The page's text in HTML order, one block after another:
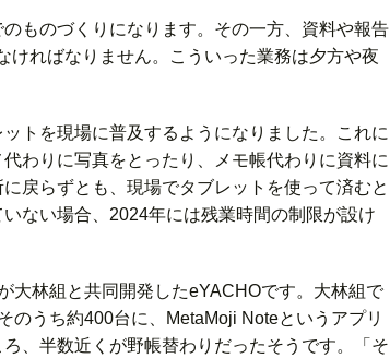
ものづくりになります。その一方、資料や報告
ればなりません。こういった業務は夕方や夜
トを現場に普及するようになりました。これに
わりに写真をとったり、メモ帳代わりに資料に
戻らずとも、現場でタブレットを使って済むと
ない場合、2024年には残業時間の制限が設け
大林組と共同開発したeYACHOです。大林組で
うち約400台に、MetaMoji Noteというアプリ
、半数近くが野帳替わりだったそうです。「そ